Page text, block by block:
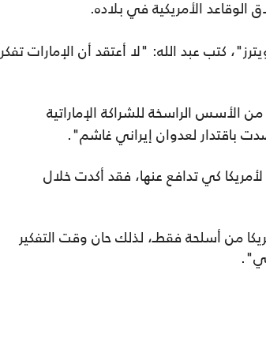
الوقاعد الأمريكية في بلاده.
كتب عبد الله: "لا أعتقد أن الإمارات تفكر
الأسس الراسخة للشراكة الإماراتية
باقتدار لعدوان إيراني غاشم".
لأمريكا كي تدافع عنها، فقد أكدت خلال
من أسلحة فقطـ، لذلك حان وقت التفكير